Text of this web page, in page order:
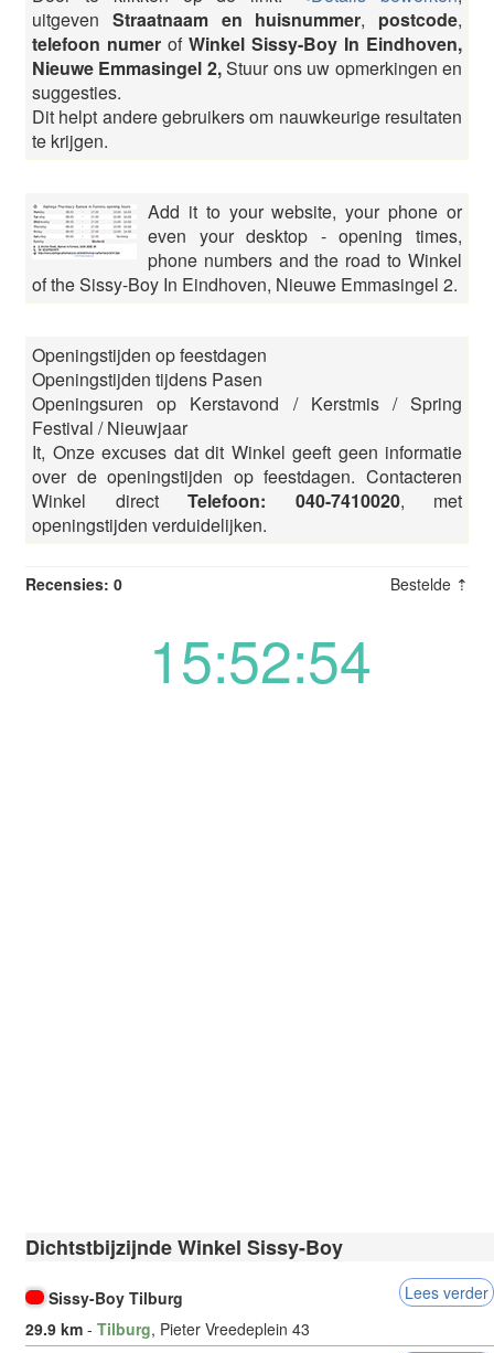
uitgeven Straatnaam en huisnummer, postcode,
telefoon numer of Winkel Sissy-Boy In Eindhoven,
Nieuwe Emmasingel 2,Stuur ons uw opmerkingen en
suggesties.
Dit helpt andere gebruikers om nauwkeurige resultaten
te krijgen.
Add it to your website, your phone or
even your desktop - opening times,
phone numbers and the road to Winkel
of the Sissy-Boy In Eindhoven, Nieuwe Emmasingel 2.
Openingstijden op feestdagen
Openingstijden tijdens Pasen
Openingsuren op Kerstavond / Kerstmis / Spring
Festival / Nieuwjaar
It, Onze excuses dat dit Winkel geeft geen informatie
over de openingstijden op feestdagen. Contacteren
Winkel direct Telefoon: 040-7410020, met
openingstijden verduidelijken.
Recensies: 0 Bestelde ⇡
15:52:54
Dichtstbijzijnde Winkel Sissy-Boy
Sissy-Boy Tilburg
Lees verder
29.9 km - Tilburg, Pieter Vreedeplein 43